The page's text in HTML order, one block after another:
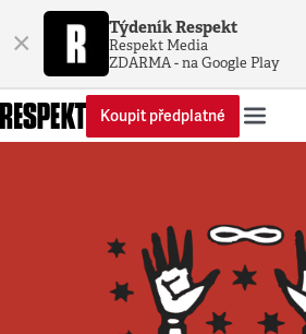
× Týdeník Respekt
Respekt Media
ZDARMA - na Google Play
Koupit předplatné